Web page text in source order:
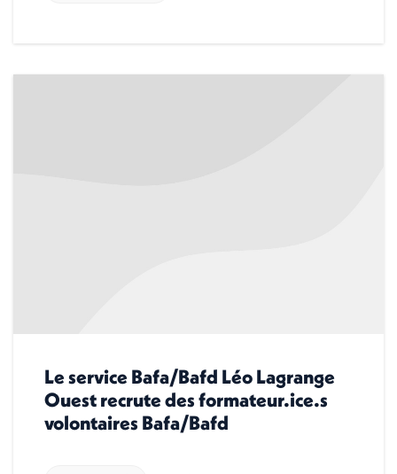
Le service Bafa/Bafd Léo Lagrange
Ouest recrute des formateur.ice.s
volontaires Bafa/Bafd